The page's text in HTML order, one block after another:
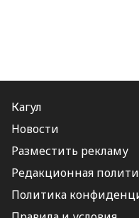
Кагул
Новости
Разместить рекламу
Редакционная
Политика